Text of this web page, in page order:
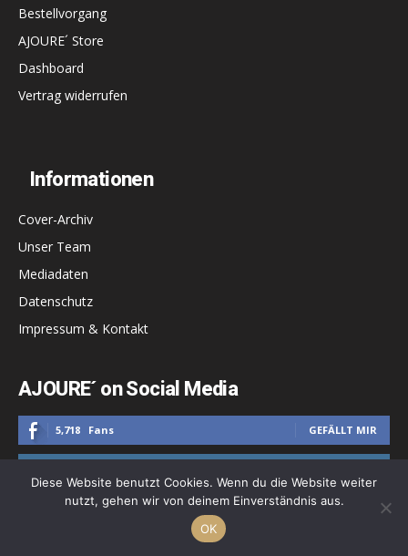
Bestellvorgang
AJOURE´ Store
Dashboard
Vertrag widerrufen
Informationen
Cover-Archiv
Unser Team
Mediadaten
Datenschutz
Impressum & Kontakt
AJOURE´ on Social Media
5,718 Fans GEFÄLLT MIR
1,800 Follower FOLGEN
Diese Website benutzt Cookies. Wenn du die Website weiter
nutzt, gehen wir von deinem Einverständnis aus.
OK